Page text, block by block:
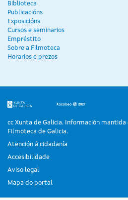
Biblioteca
Publicacións
Exposicións
Cursos e seminarios
Empréstito
Sobre a Filmoteca
Horarios e prezos
cc Xunta de Galicia. Información
Filmoteca de Galicia.
Atención á cidadanía
Accesibilidade
Aviso legal
Mapa do portal